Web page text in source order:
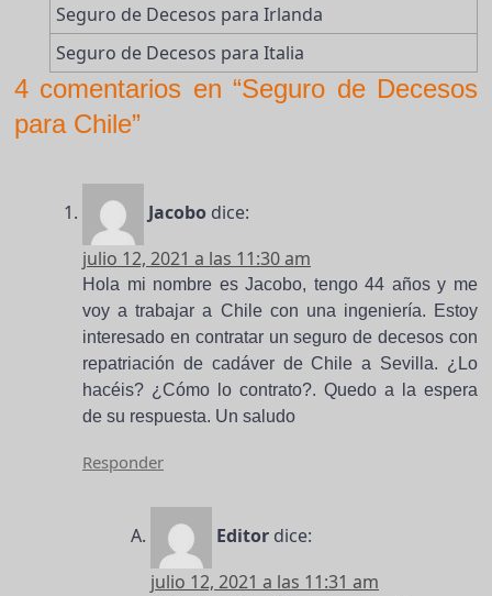
Seguro de Decesos para Irlanda
Seguro de Decesos para Italia
4 comentarios en “Seguro de Decesos
para Chile”
Jacobo dice:
julio 12, 2021 a las 11:30 am
Hola mi nombre es Jacobo, tengo 44 años y me
voy a trabajar a Chile con una ingeniería. Estoy
interesado en contratar un seguro de decesos con
repatriación de cadáver de Chile a Sevilla. ¿Lo
hacéis? ¿Cómo lo contrato?. Quedo a la espera
de su respuesta. Un saludo
Responder
Editor dice:
julio 12, 2021 a las 11:31 am